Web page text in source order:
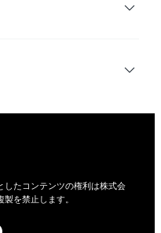
したコンテンツの権利は株式会
を禁止します。